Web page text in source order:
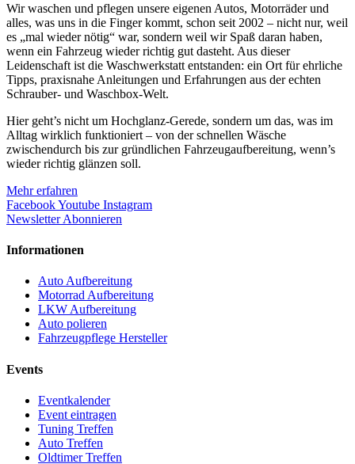
Wir waschen und pflegen unsere eigenen Autos, Motorräder und
alles, was uns in die Finger kommt, schon seit 2002 – nicht nur, weil
es „mal wieder nötig“ war, sondern weil wir Spaß daran haben,
wenn ein Fahrzeug wieder richtig gut dasteht. Aus dieser
Leidenschaft ist die Waschwerkstatt entstanden: ein Ort für ehrliche
Tipps, praxisnahe Anleitungen und Erfahrungen aus der echten
Schrauber- und Waschbox-Welt.
Hier geht’s nicht um Hochglanz-Gerede, sondern um das, was im
Alltag wirklich funktioniert – von der schnellen Wäsche
zwischendurch bis zur gründlichen Fahrzeugaufbereitung, wenn’s
wieder richtig glänzen soll.
Mehr erfahren
FacebookYoutube Instagram
Newsletter Abonnieren
Informationen
Auto Aufbereitung
Motorrad Aufbereitung
LKW Aufbereitung
Auto polieren
Fahrzeugpflege Hersteller
Events
Eventkalender
Event eintragen
Tuning Treffen
Auto Treffen
Oldtimer Treffen